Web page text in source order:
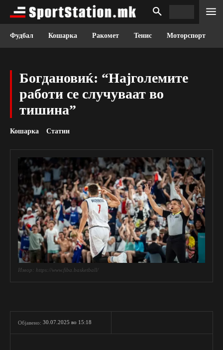
Фудбал Кошарка Ракомет Тенис Моторспорт
Богдановиќ: “Најголемите
работи се случуваат во
тишина”
Кошарка Статии
Извор: https://www.fiba.basketball/
Објавено: 30.07.2025 во 15:18